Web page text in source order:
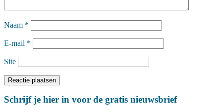
Naam *
E-mail *
Site
Schrijf je hier in voor de gratis nieuwsbrief